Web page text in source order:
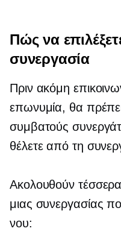
Πώς να
συνεργασία
Πριν ακόμη
επωνυμία, θα
συμβατούς
θέλετε από τη
Ακολουθούν τέσσερα
μιας συνεργασίας
νου: